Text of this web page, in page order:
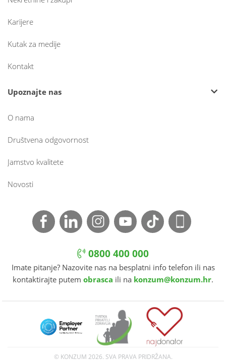
Karijere
Kutak za medije
Kontakt
Upoznajte nas
O nama
Društvena odgovornost
Jamstvo kvalitete
Novosti
0800 400 000
Imate pitanje? Nazovite nas na besplatni info telefon ili nas
kontaktirajte putem obrasca ili na konzum@konzum.hr.
© KONZUM 2026. SVA PRAVA PRIDRŽANA.